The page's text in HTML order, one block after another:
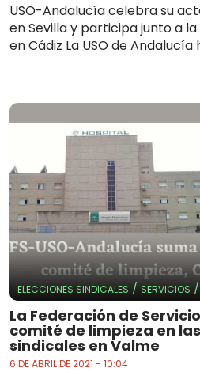
USO-Andalucía celebra su
en Sevilla y participa junto a
en Cádiz La USO de
ELECCIONES SINDICALES / SERVICIOS /
La Federación de
comité de limpieza en
sindicales en Valme
6 DE ABRIL DE 2021 - 10:04